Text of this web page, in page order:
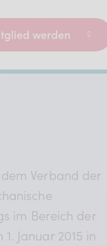
werden
Verband der
im Bereich der
Januar 2015 in